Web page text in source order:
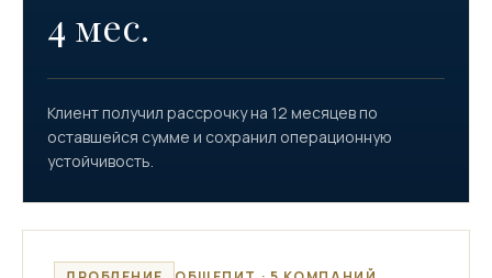
4 мес.
Клиент получил рассрочку на 12 месяцев по
оставшейся сумме и сохранил операционную
устойчивость.